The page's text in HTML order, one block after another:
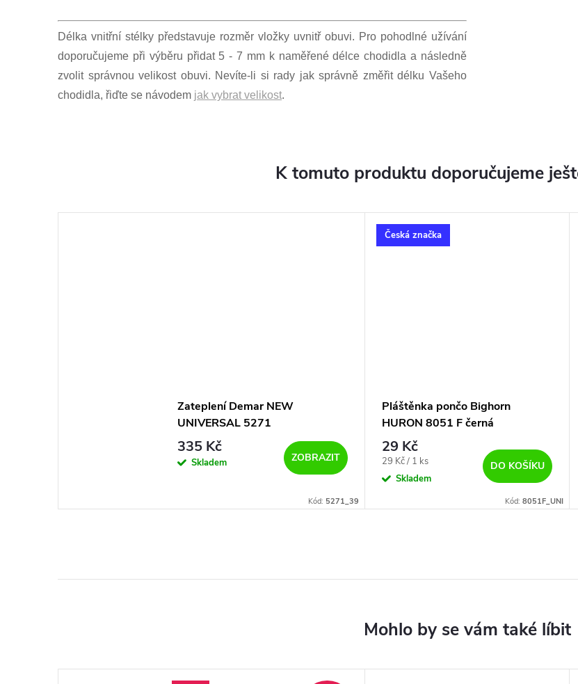
Délka vnitřní stélky představuje rozměr vložky uvnitř obuvi. Pro pohodlné užívání
doporučujeme při výběru přidat 5 - 7 mm k naměřené délce chodidla a následně
zvolit správnou velikost obuvi. Nevíte-li si rady jak správně změřit délku Vašeho
chodidla, řiďte se návodem jak vybrat velikost.
K tomuto produktu doporučujeme
Zateplení Demar NEW
UNIVERSAL 5271
335 Kč
Skladem ZOBRAZIT
Kód: 5271_39
Česká značka
Pláštěnka pončo Bighorn
HURON 8051 F černá
29 Kč
Měrná
cena:
29 Kč / 1 ks
Skladem
DO KOŠÍKU
Kód: 8051F_UNI